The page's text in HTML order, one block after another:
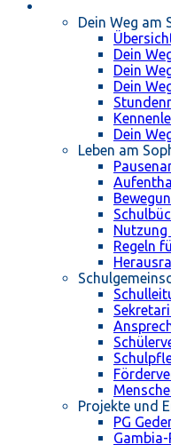
Dein Weg am
Dein
Dein
Dein
Dein
Leben am
Regeln
Projekte und
PG